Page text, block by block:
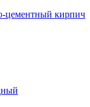
цементный кирпич